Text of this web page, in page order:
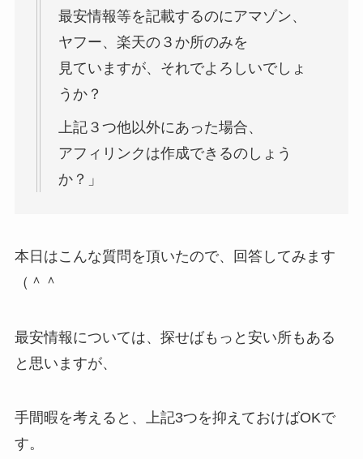
最安情報等を記載するのにアマゾン、
ヤフー、楽天の３か所のみを
見ていますが、それでよろしいでしょ
うか？
上記３つ他以外にあった場合、
アフィリンクは作成できるのしょう
か？」
本日はこんな質問を頂いたので、回答してみます
（＾＾
最安情報については、探せばもっと安い所もある
と思いますが、
手間暇を考えると、上記3つを抑えておけばOKで
す。